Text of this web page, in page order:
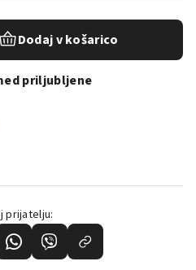
Dodaj v košarico
priljubljene
prijatelju: